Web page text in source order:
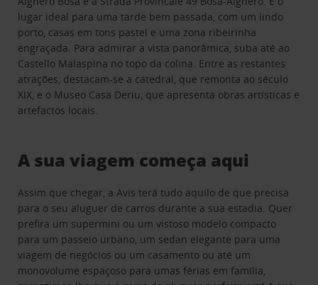
lugar ideal para uma tarde bem passada, com um lindo
porto, casas em tons pastel e uma zona ribeirinha
engraçada. Para admirar a vista panorâmica, suba até ao
Castello Malaspina no topo da colina. Entre as restantes
atrações, destacam-se a catedral, que remonta ao século
XIX, e o Museo Casa Deriu, que apresenta obras artísticas e
artefactos locais.
A sua viagem começa aqui
Assim que chegar, a Avis terá tudo aquilo de que precisa
para o seu aluguer de carros durante a sua estadia. Quer
prefira um supermini ou um vistoso modelo compacto
para um passeio urbano, um sedan elegante para uma
viagem de negócios ou um casamento ou até um
monovolume espaçoso para umas férias em família,